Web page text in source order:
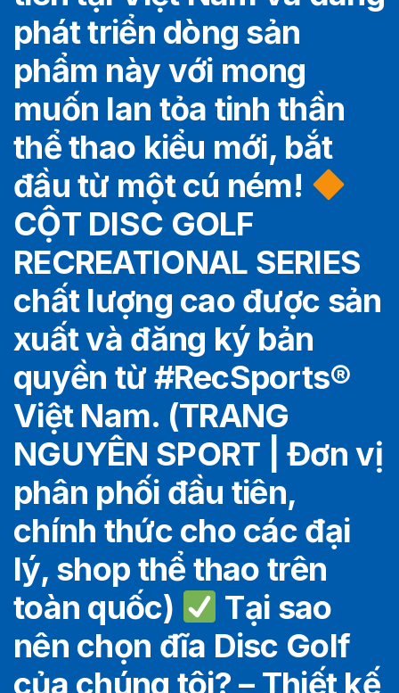
phát triển dòng sản
phẩm này với mong
muốn lan tỏa tinh thần
thể thao kiểu mới, bắt
đầu từ một cú ném!
CỘT DISC GOLF
RECREATIONAL SERIES
chất lượng cao được sản
xuất và đăng ký bản
quyền từ #RecSports®️
Việt Nam. (TRANG
NGUYÊN SPORT | Đơn vị
phân phối đầu tiên,
chính thức cho các đại
lý, shop thể thao trên
toàn quốc)
Tại sao
nên chọn đĩa Disc Golf
của chúng tôi? – Thiết kế